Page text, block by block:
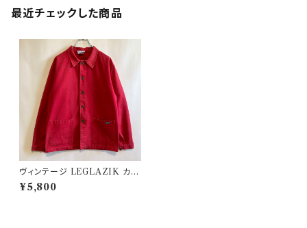
最近チェックした商品
ヴィンテージ LEGLAZIK カバ
ーオール ワークジャケット フレ
ンチワーク
¥5,800